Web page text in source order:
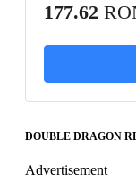
177.62
DOUBLE DRAGON
Advertisement